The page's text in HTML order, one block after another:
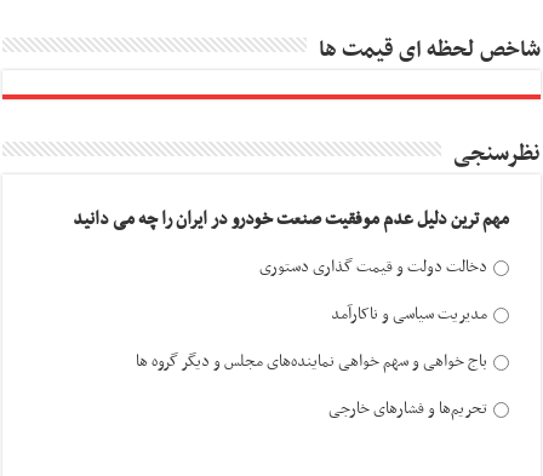
شاخص لحظه ای قیمت ها
نظرسنجی
مهم ترین دلیل عدم موفقیت صنعت خودرو در ایران را چه می دانید
دخالت دولت و قیمت گذاری دستوری
مدیریت سیاسی و ناکارآمد
باج خواهی و سهم خواهی نماینده‌های مجلس و دیگر گروه ها
تحریم‌ها و فشارهای خارجی